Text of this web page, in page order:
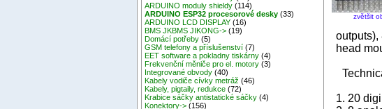
ARDUINO moduly shieldy (114)
ARDUINO ESP32 procesorové desky (33)
ARDUINO LCD DISPLAY (16)
BMS JKBMS JIKONG-> (19)
Domácí potřeby (5)
GSM telefony a příslušenství (7)
EET software a pokladny tiskárny (4)
Frekvenční měniče pro el. motory (3)
Integrované obvody (40)
Kabely vodiče cívky metráž (46)
Kabely, pigtaily, redukce (72)
Krabice sáčky antistatické sáčky (4)
Konektory-> (156)
zvětšit
outputs),
head
1. 20